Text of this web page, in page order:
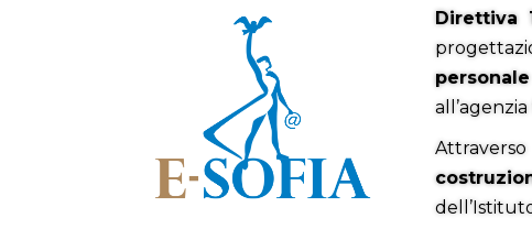
Direttiva